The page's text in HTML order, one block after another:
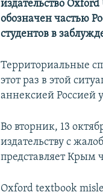
издательство
обозначен частью
студентов в
Территориальные
этот раз в этой
аннексией Россией
Во вторник, 13
издательству с
представляет Крым
Oxford textbook